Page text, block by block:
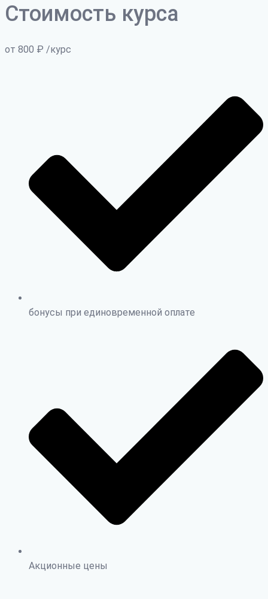
Стоимость курса
от 800 ₽ /курс
бонусы при единовременной оплате
Акционные цены